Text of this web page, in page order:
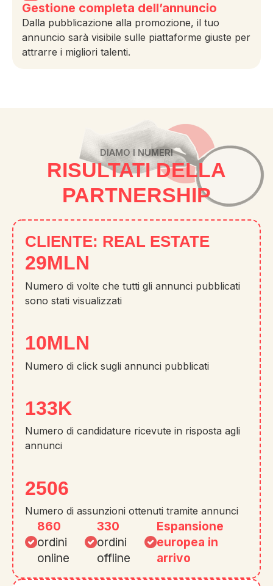
Gestione completa dell’annuncio
Dalla pubblicazione alla promozione, il tuo
annuncio sarà visibile sulle piattaforme giuste per
attrarre i migliori talenti.
DIAMO I NUMERI
RISULTATI DELLA
PARTNERSHIP
CLIENTE: REAL ESTATE
39MLN
Numero di volte che tutti gli annunci pubblicati
sono stati visualizzati
13MLN
Numero di click sugli annunci pubblicati
181K
Numero di candidature ricevute in risposta agli
annunci
2506
Numero di assunzioni ottenuti tramite annunci
860
ordini
online
330
ordini
offline
Espansione
europea in
arrivo